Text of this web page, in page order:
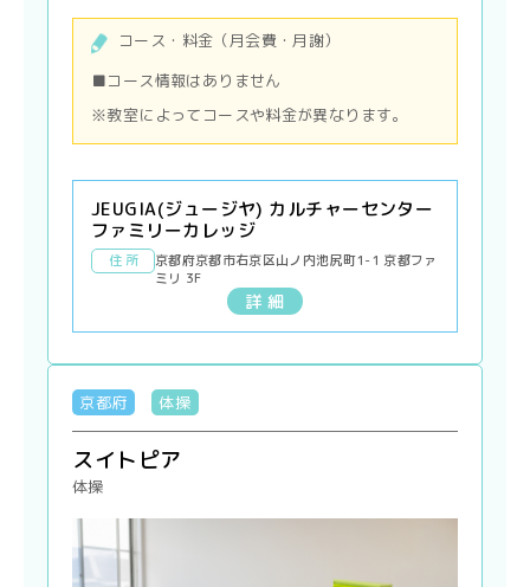
コース・料金（月会費・月謝）
■コース情報はありません
※教室によってコースや料金が異なります。
JEUGIA(ジュージヤ) カルチャーセンター
ファミリーカレッジ
住 所
京都府京都市右京区山ノ内池尻町1-1 京都ファ
ミリ 3F
詳 細
京都府 体操
スイトピア
体操